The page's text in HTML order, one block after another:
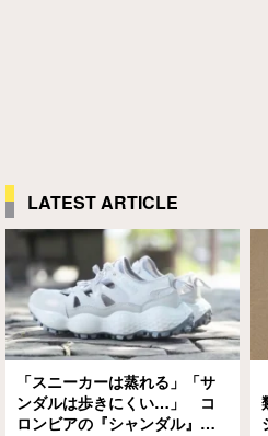
LATEST ARTICLE
「スニーカーは蒸れる」「サ
ンダルは歩きにくい…」 コ
ロンビアの『シャンダル』が